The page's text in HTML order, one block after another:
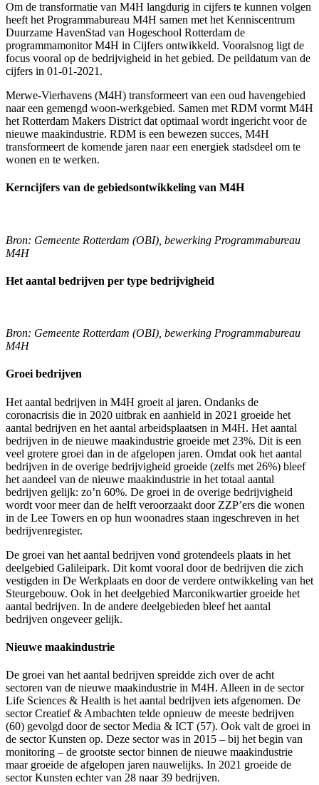
Om de transformatie van M4H langdurig in cijfers te kunnen volgen
heeft het Programmabureau M4H samen met het Kenniscentrum
Duurzame HavenStad van Hogeschool Rotterdam de
programmamonitor M4H in Cijfers ontwikkeld. Vooralsnog ligt de
focus vooral op de bedrijvigheid in het gebied. De peildatum van de
cijfers in 01-01-2021.
Merwe-Vierhavens (M4H) transformeert van een oud havengebied
naar een gemengd woon-werkgebied. Samen met RDM vormt M4H
het Rotterdam Makers District dat optimaal wordt ingericht voor de
nieuwe maakindustrie. RDM is een bewezen succes, M4H
transformeert de komende jaren naar een energiek stadsdeel om te
wonen en te werken.
Kerncijfers van de gebiedsontwikkeling van M4H
Bron: Gemeente Rotterdam (OBI), bewerking Programmabureau
M4H
Het aantal bedrijven per type bedrijvigheid
Bron: Gemeente Rotterdam (OBI), bewerking Programmabureau
M4H
Groei bedrijven
Het aantal bedrijven in M4H groeit al jaren. Ondanks de
coronacrisis die in 2020 uitbrak en aanhield in 2021 groeide het
aantal bedrijven en het aantal arbeidsplaatsen in M4H. Het aantal
bedrijven in de nieuwe maakindustrie groeide met 23%. Dit is een
veel grotere groei dan in de afgelopen jaren. Omdat ook het aantal
bedrijven in de overige bedrijvigheid groeide (zelfs met 26%) bleef
het aandeel van de nieuwe maakindustrie in het totaal aantal
bedrijven gelijk: zo’n 60%. De groei in de overige bedrijvigheid
wordt voor meer dan de helft veroorzaakt door ZZP’ers die wonen
in de Lee Towers en op hun woonadres staan ingeschreven in het
bedrijvenregister.
De groei van het aantal bedrijven vond grotendeels plaats in het
deelgebied Galileipark. Dit komt vooral door de bedrijven die zich
vestigden in De Werkplaats en door de verdere ontwikkeling van het
Steurgebouw. Ook in het deelgebied Marconikwartier groeide het
aantal bedrijven. In de andere deelgebieden bleef het aantal
bedrijven ongeveer gelijk.
Nieuwe maakindustrie
De groei van het aantal bedrijven spreidde zich over de acht
sectoren van de nieuwe maakindustrie in M4H. Alleen in de sector
Life Sciences & Health is het aantal bedrijven iets afgenomen. De
sector Creatief & Ambachten telde opnieuw de meeste bedrijven
(60) gevolgd door de sector Media & ICT (57). Ook valt de groei in
de sector Kunsten op. Deze sector was in 2015 – bij het begin van
monitoring – de grootste sector binnen de nieuwe maakindustrie
maar groeide de afgelopen jaren nauwelijks. In 2021 groeide de
sector Kunsten echter van 28 naar 39 bedrijven.